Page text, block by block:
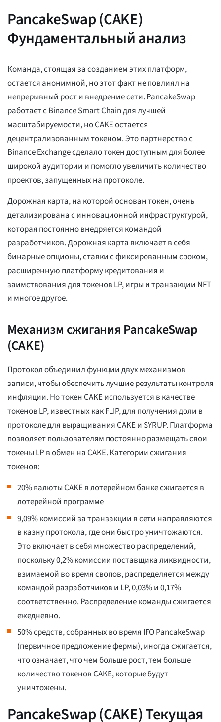
PancakeSwap (CAKE)
Фундаментальный анализ
Команда, стоящая за созданием этих платформ,
остается анонимной, но этот факт не повлиял на
непрерывный рост и внедрение сети. PancakeSwap
работает с Binance Smart Chain для лучшей
масштабируемости, но CAKE остается
децентрализованным токеном. Это партнерство с
Binance Exchange сделало токен доступным для более
широкой аудитории и помогло увеличить количество
проектов, запущенных на протоколе.
Дорожная карта, на которой основан токен, очень
детализирована с инновационной инфраструктурой,
которая постоянно внедряется командой
разработчиков. Дорожная карта включает в себя
бинарные опционы, ставки с фиксированным сроком,
расширенную платформу кредитования и
заимствования для токенов LP, игры и транзакции NFT
и многое другое.
Механизм сжигания PancakeSwap
(CAKE)
Протокол объединил функции двух механизмов
записи, чтобы обеспечить лучшие результаты контроля
инфляции. Но токен CAKE используется в качестве
токенов LP, известных как FLIP, для получения доли в
протоколе для выращивания CAKE и SYRUP. Платформа
позволяет пользователям постоянно размещать свои
токены LP в обмен на CAKE. Категории сжигания
токенов:
20% валюты CAKE в лотерейном банке сжигается в
лотерейной программе
9,09% комиссий за транзакции в сети направляются
в казну протокола, где они быстро уничтожаются.
Это включает в себя множество распределений,
поскольку 0,2% комиссии поставщика ликвидности,
взимаемой во время свопов, распределяется между
командой разработчиков и LP, 0,03% и 0,17%
соответственно. Распределение команды сжигается
ежедневно.
50% средств, собранных во время IFO PancakeSwap
(первичное предложение фермы), иногда сжигается,
что означает, что чем больше рост, тем больше
количество токенов CAKE, которые будут
уничтожены.
PancakeSwap (CAKE) Текущая